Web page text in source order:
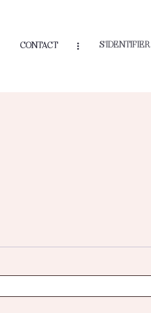
CONTACT S'IDENTIFIER